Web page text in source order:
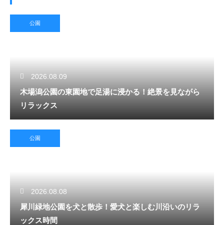
公園
2026.08.09
木場潟公園の東園地で足湯に浸かる！絶景を見ながら
リラックス
公園
2026.08.08
犀川緑地公園を犬と散歩！愛犬と楽しむ川沿いのリラ
ックス時間